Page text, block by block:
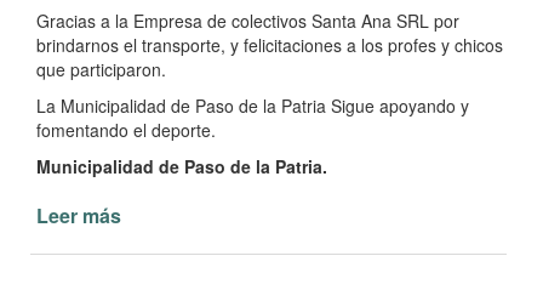
Gracias a la Empresa de colectivos Santa Ana SRL por
brindarnos el transporte, y felicitaciones a los profes y chicos
que participaron.
La Municipalidad de Paso de la Patria Sigue apoyando y
fomentando el deporte.
Municipalidad de Paso de la Patria.
Leer más